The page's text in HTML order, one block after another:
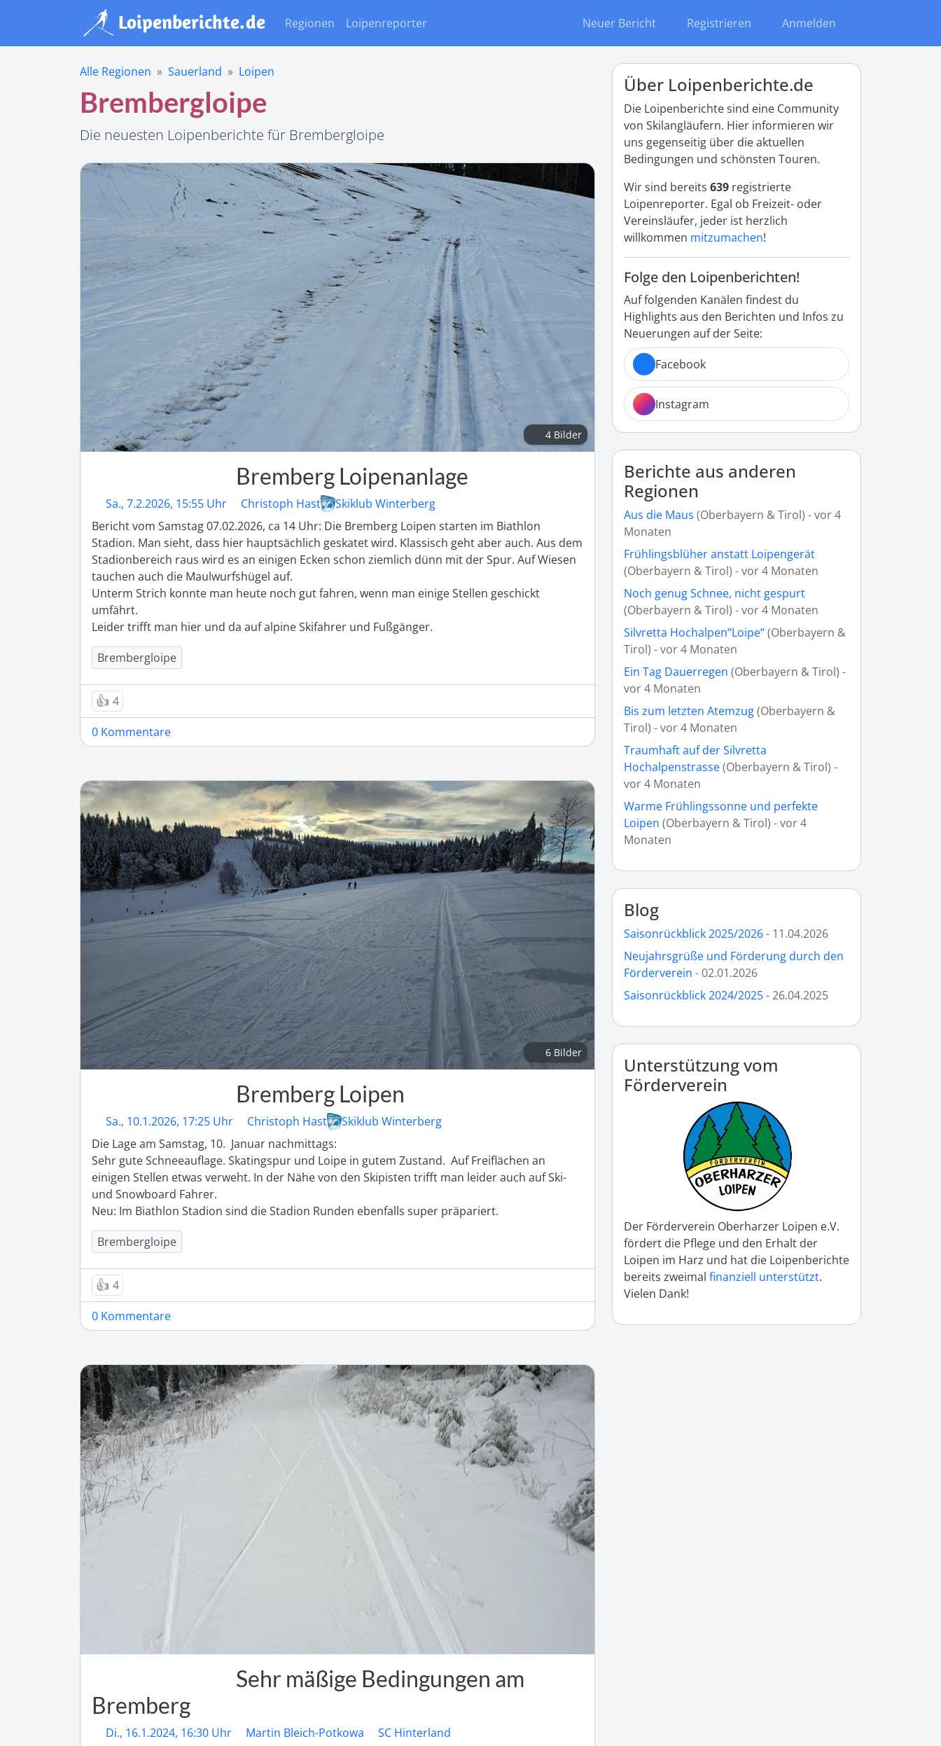
Regionen Loipenreporter Neuer Bericht Registrieren Anmelden
Alle Regionen Sauerland Loipen
Brembergloipe
Die neuesten Loipenberichte für Brembergloipe
4 Bilder
Bremberg Loipenanlage
Sa., 7.2.2026, 15:55 Uhr Christoph Hast
Skiklub Winterberg
Bericht vom Samstag 07.02.2026, ca 14 Uhr: Die Bremberg Loipen starten im Biathlon
Stadion. Man sieht, dass hier hauptsächlich geskatet wird. Klassisch geht aber auch. Aus dem
Stadionbereich raus wird es an einigen Ecken schon ziemlich dünn mit der Spur. Auf Wiesen
tauchen auch die Maulwurfshügel auf.
Unterm Strich konnte man heute noch gut fahren, wenn man einige Stellen geschickt
umfährt.
Leider trifft man hier und da auf alpine Skifahrer und Fußgänger.
Brembergloipe
👍 4
0 Kommentare
6 Bilder
Bremberg Loipen
Sa., 10.1.2026, 17:25 Uhr Christoph Hast
Skiklub Winterberg
Die Lage am Samstag, 10.  Januar nachmittags:
Sehr gute Schneeauflage. Skatingspur und Loipe in gutem Zustand.  Auf Freiflächen an
einigen Stellen etwas verweht. In der Nähe von den Skipisten trifft man leider auch auf Ski-
und Snowboard Fahrer.
Neu: Im Biathlon Stadion sind die Stadion Runden ebenfalls super präpariert.
Brembergloipe
👍 4
0 Kommentare
Sehr mäßige Bedingungen am
Bremberg
Di., 16.1.2024, 16:30 Uhr Martin Bleich-Potkowa
SC Hinterland
Über Loipenberichte.de
Die Loipenberichte sind eine Community
von Skilangläufern. Hier informieren wir
uns gegenseitig über die aktuellen
Bedingungen und schönsten Touren.
Wir sind bereits 639 registrierte
Loipenreporter. Egal ob Freizeit- oder
Vereinsläufer, jeder ist herzlich
willkommen mitzumachen!
Folge den Loipenberichten!
Auf folgenden Kanälen findest du
Highlights aus den Berichten und Infos zu
Neuerungen auf der Seite:
Facebook
Instagram
Berichte aus anderen
Regionen
Aus die Maus (Oberbayern & Tirol) - vor 4
Monaten
Frühlingsblüher anstatt Loipengerät
(Oberbayern & Tirol) - vor 4 Monaten
Noch genug Schnee, nicht gespurt
(Oberbayern & Tirol) - vor 4 Monaten
Silvretta Hochalpen“Loipe“(Oberbayern &
Tirol) - vor 4 Monaten
Ein Tag Dauerregen (Oberbayern & Tirol) -
vor 4 Monaten
Bis zum letzten Atemzug(Oberbayern &
Tirol) - vor 4 Monaten
Traumhaft auf der Silvretta
Hochalpenstrasse(Oberbayern & Tirol) -
vor 4 Monaten
Warme Frühlingssonne und perfekte
Loipen (Oberbayern & Tirol) - vor 4
Monaten
Blog
Saisonrückblick 2025/2026- 11.04.2026
Neujahrsgrüße und Förderung durch den
Förderverein - 02.01.2026
Saisonrückblick 2024/2025- 26.04.2025
Unterstützung vom
Förderverein
Der Förderverein Oberharzer Loipen e.V.
fördert die Pflege und den Erhalt der
Loipen im Harz und hat die Loipenberichte
bereits zweimal finanziell unterstützt.
Vielen Dank!